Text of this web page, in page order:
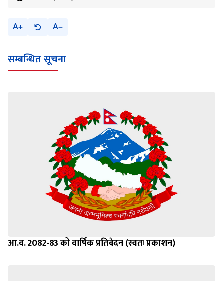
A A
सम्बन्धित सूचना
आ.व. 2082-83 को वार्षिक प्रतिवेदन (स्वतः प्रकाशन)